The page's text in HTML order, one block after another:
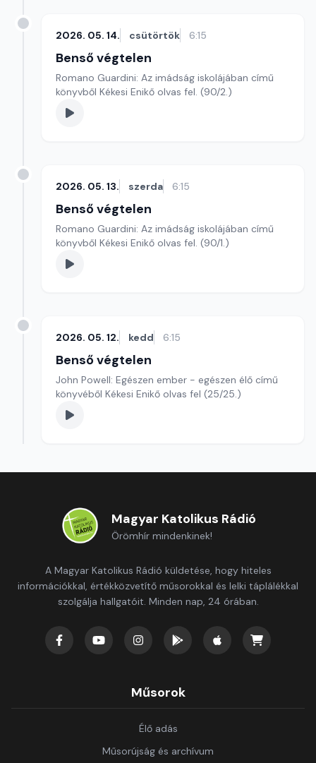
2026. 05. 14. csütörtök 6:15
Benső végtelen
Romano Guardini: Az imádság iskolájában című
könyvből Kékesi Enikő olvas fel. (90/2.)
2026. 05. 13. szerda 6:15
Benső végtelen
Romano Guardini: Az imádság iskolájában című
könyvből Kékesi Enikő olvas fel. (90/1.)
2026. 05. 12. kedd 6:15
Benső végtelen
John Powell: Egészen ember - egészen élő című
könyvéből Kékesi Enikő olvas fel (25/25.)
Magyar Katolikus Rádió
Örömhír mindenkinek!
A Magyar Katolikus Rádió küldetése, hogy hiteles
információkkal, értékközvetítő műsorokkal és lelki táplálékkal
szolgálja hallgatóit. Minden nap, 24 órában.
Műsorok
Élő adás
Műsorújság és archívum